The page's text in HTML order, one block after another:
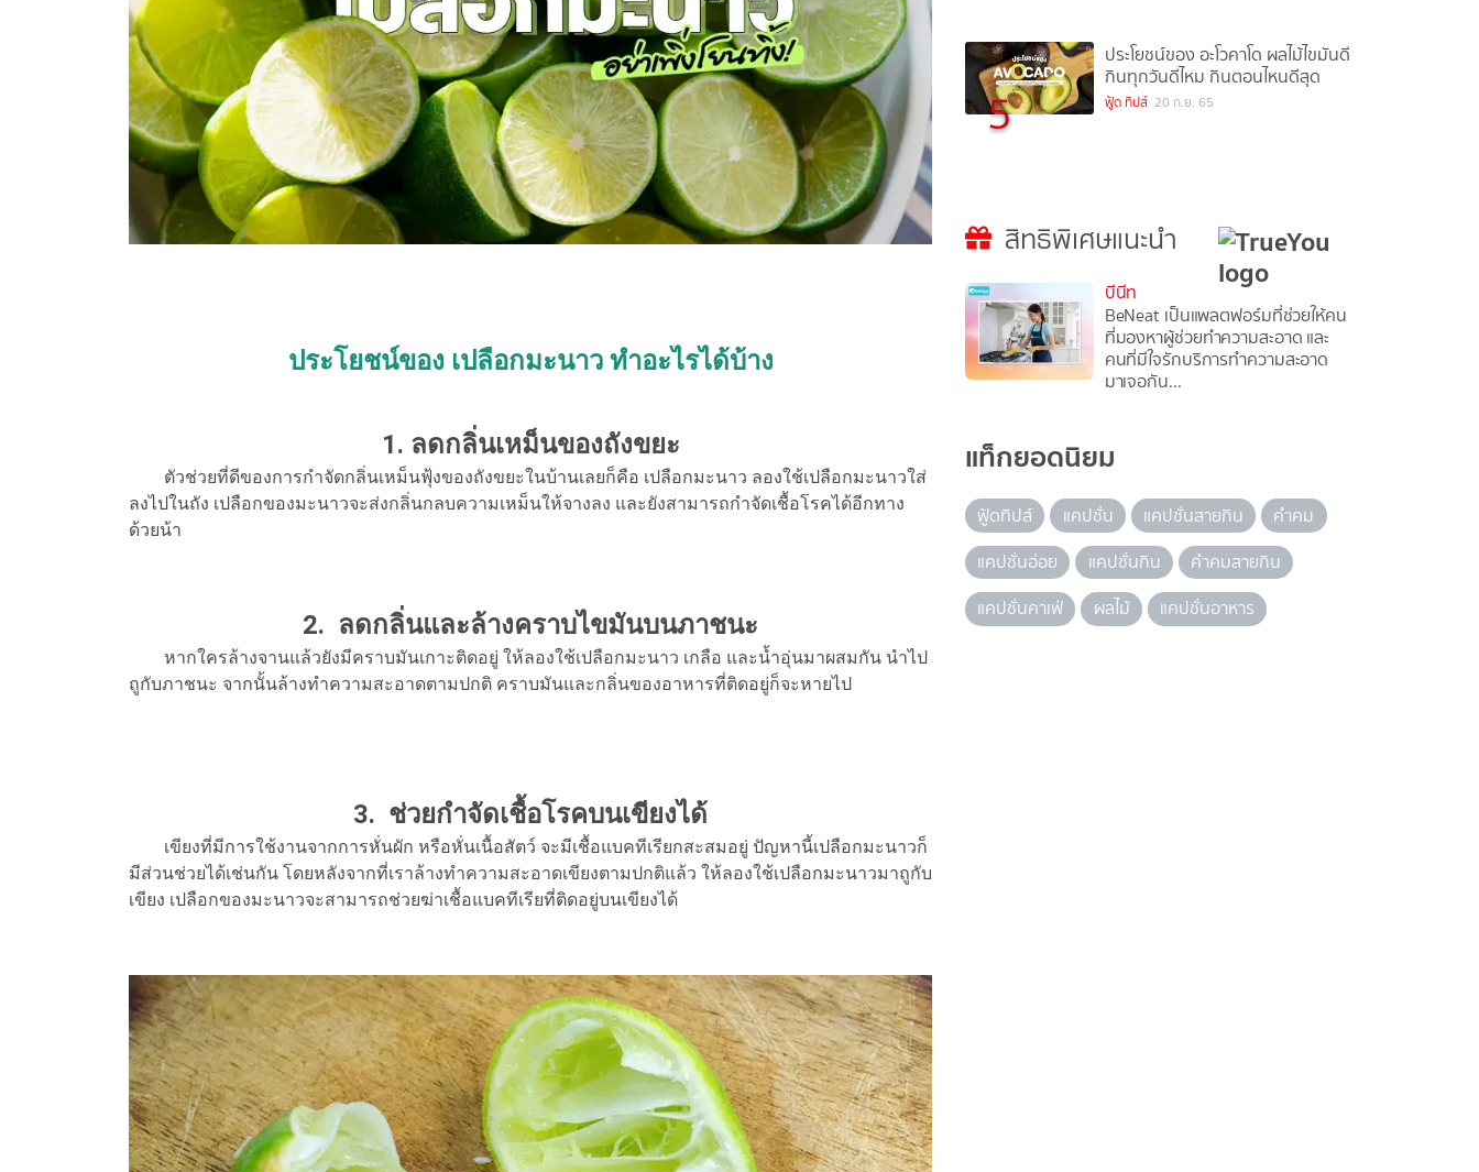
ประโยชน์ของ เปลือกมะนาว ทำอะไรได้บ้าง
1. ลดกลิ่นเหม็นของถังขยะ
ตัวช่วยที่ดีของการกำจัดกลิ่นเหม็นฟุ้งของถังขยะในบ้านเลยก็คือ เปลือกมะนาว ลองใช้เปลือกมะนาวใส่
ลงไปในถัง เปลือกของมะนาวจะส่งกลิ่นกลบความเหม็นให้จางลง และยังสามารถกำจัดเชื้อโรคได้อีกทาง
ด้วยน้า
2. ลดกลิ่นและล้างคราบไขมันบนภาชนะ
หากใครล้างจานแล้วยังมีคราบมันเกาะติดอยู่ ให้ลองใช้เปลือกมะนาว เกลือ และน้ำอุ่นมาผสมกัน นำไป
ถูกับภาชนะ จากนั้นล้างทำความสะอาดตามปกติ คราบมันและกลิ่นของอาหารที่ติดอยู่ก็จะหายไป
3. ช่วยกำจัดเชื้อโรคบนเขียงได้
เขียงที่มีการใช้งานจากการหั่นผัก หรือหั่นเนื้อสัตว์ จะมีเชื้อแบคทีเรียกสะสมอยู่ ปัญหานี้เปลือกมะนาวก็
มีส่วนช่วยได้เช่นกัน โดยหลังจากที่เราล้างทำความสะอาดเขียงตามปกติแล้ว ให้ลองใช้เปลือกมะนาวมาถูกับ
เขียง เปลือกของมะนาวจะสามารถช่วยฆ่าเชื้อแบคทีเรียที่ติดอยู่บนเขียงได้
5
ประโยชน์ของ อะโวคาโด ผลไม้ไขมันดี
กินทุกวันดีไหม กินตอนไหนดีสุด
ฟู้ด ทิปส์ 20 ก.ย. 65
สิทธิพิเศษแนะนำ
บีนีท
BeNeat เป็นแพลตฟอร์มที่ช่วยให้คน
ที่มองหาผู้ช่วยทำความสะอาด และ
คนที่มีใจรักบริการทำความสะอาด
มาเจอกัน...
แท็กยอดนิยม
ฟู้ดทิปส์ แคปชั่น แคปชั่นสายกิน
คำคม
แคปชั่นอ่อย
แคปชั่นกิน
คำคมสายกิน
แคปชั่นคาเฟ่
ผลไม้ แคปชั่นอาหาร